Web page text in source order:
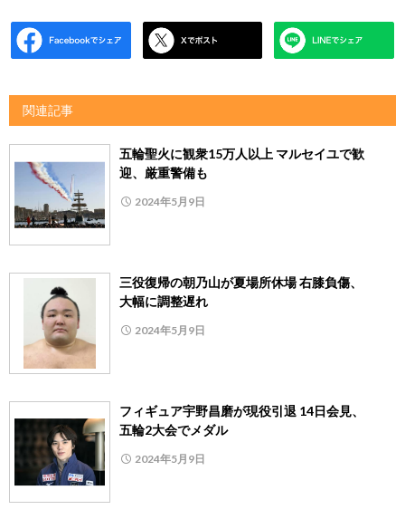
関連記事
五輪聖火に観衆15万人以上 マルセイユで歓
迎、厳重警備も
2024年5月9日
三役復帰の朝乃山が夏場所休場 右膝負傷、
大幅に調整遅れ
2024年5月9日
フィギュア宇野昌磨が現役引退 14日会見、
五輪2大会でメダル
2024年5月9日